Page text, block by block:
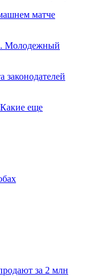
матче
Молодежный
законодателей
еще
за 2 млн